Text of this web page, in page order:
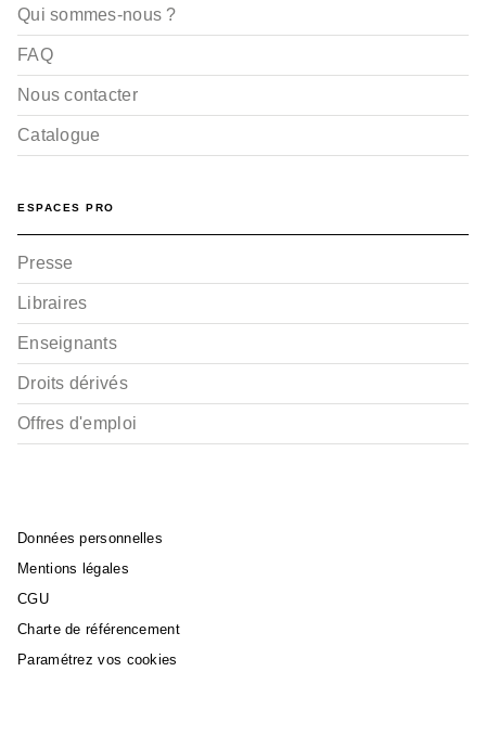
Qui sommes-nous ?
FAQ
Nous contacter
Catalogue
ESPACES PRO
Presse
Libraires
Enseignants
Droits dérivés
Offres d'emploi
Données personnelles
Mentions légales
CGU
Charte de référencement
Paramétrez vos cookies